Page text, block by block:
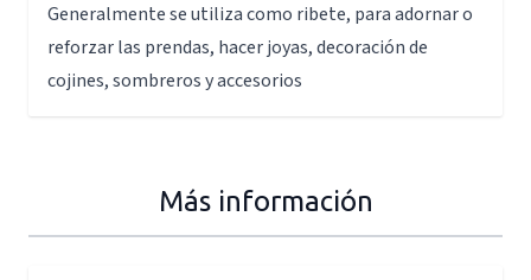
Generalmente se utiliza como ribete, para adornar o
reforzar las prendas, hacer joyas, decoración de
cojines, sombreros y accesorios
Más información